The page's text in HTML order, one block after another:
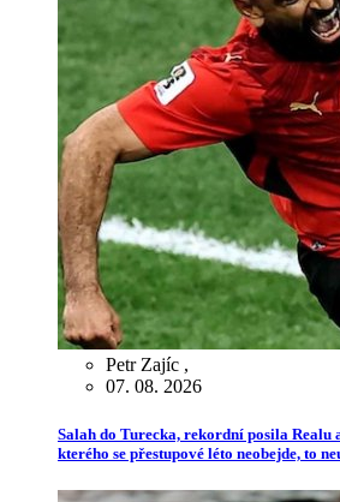
Petr Zajíc ,
07. 08. 2026
Salah do Turecka, rekordní posila Realu
kterého se přestupové léto neobejde, to